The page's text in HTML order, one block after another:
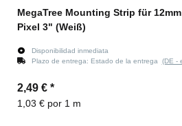
MegaTree Mounting Strip für
Pixel 3" (Weiß)
Disponibilidad inmediata
Plazo de entrega: Estado de la entrega (DE -
2,49 € *
1,03 € por 1 m